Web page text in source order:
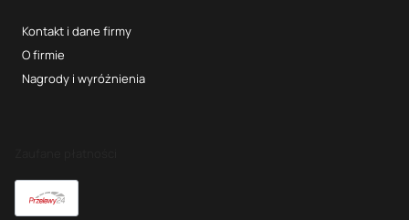
Kontakt i dane firmy
O firmie
Nagrody i wyróżnienia